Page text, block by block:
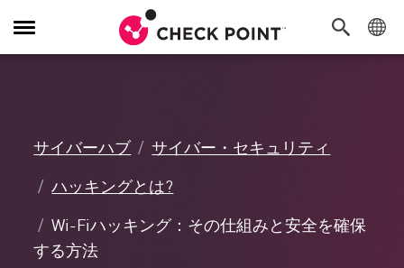
Toggle
Navigation
サイバーハブ
サイバー・セキュリティ
ハッキングとは?
Wi-Fiハッキング：その仕組みと安全を確保
する方法